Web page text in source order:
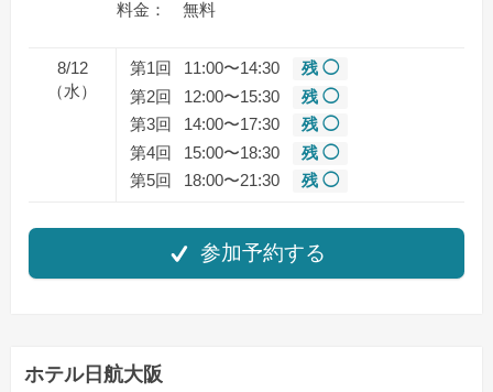
料金： 無料
8/12
（水）
第1回 11:00〜14:30
残 ◯
第2回
12:00〜15:30
残 ◯
第3回
14:00〜17:30
残 ◯
第4回
15:00〜18:30
残 ◯
第5回
18:00〜21:30 残 ◯
参加予約する
ホテル日航大阪